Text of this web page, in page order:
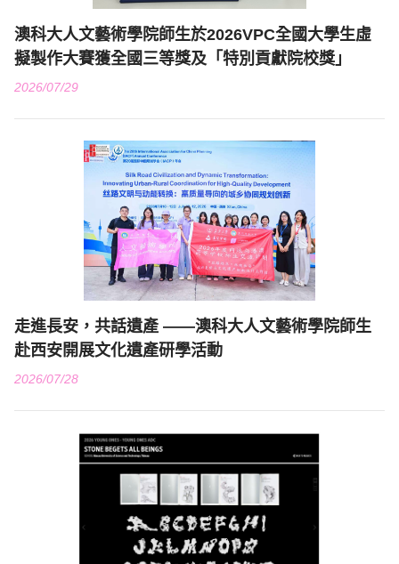
澳科大人文藝術學院師生於2026VPC全國大學生虛
擬製作大賽獲全國三等獎及「特別貢獻院校獎」
2026/07/29
走進長安，共話遺產 ——澳科大人文藝術學院師生
赴西安開展文化遺產研學活動
2026/07/28